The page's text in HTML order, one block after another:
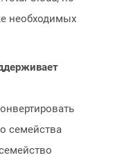
необходимых
семейства